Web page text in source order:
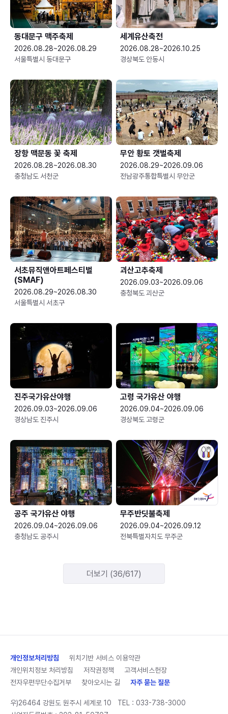
동대문구 맥주축제
2026.08.28~2026.08.29
서울특별시 동대문구
세계유산축전
2026.08.28~2026.10.25
경상북도 안동시
장항 맥문동 꽃 축제
2026.08.28~2026.08.30
충청남도 서천군
무안 황토 갯벌축제
2026.08.29~2026.09.06
전남광주통합특별시 무안군
서초뮤직앤아트페스티벌
(SMAF)
2026.08.29~2026.08.30
서울특별시 서초구
괴산고추축제
2026.09.03~2026.09.06
충청북도 괴산군
진주국가유산야행
2026.09.03~2026.09.06
경상남도 진주시
고령 국가유산 야행
2026.09.04~2026.09.06
경상북도 고령군
공주 국가유산 야행
2026.09.04~2026.09.06
충청남도 공주시
무주반딧불축제
2026.09.04~2026.09.12
전북특별자치도 무주군
더보기 (36/617)
개인정보처리방침
위치기반 서비스 이용약관
개인위치정보 처리방침
저작권정책
고객서비스헌장
전자우편무단수집거부
찾아오시는 길 자주 묻는 질문
우)26464 강원도 원주시 세계로 10 TEL : 033-738-3000